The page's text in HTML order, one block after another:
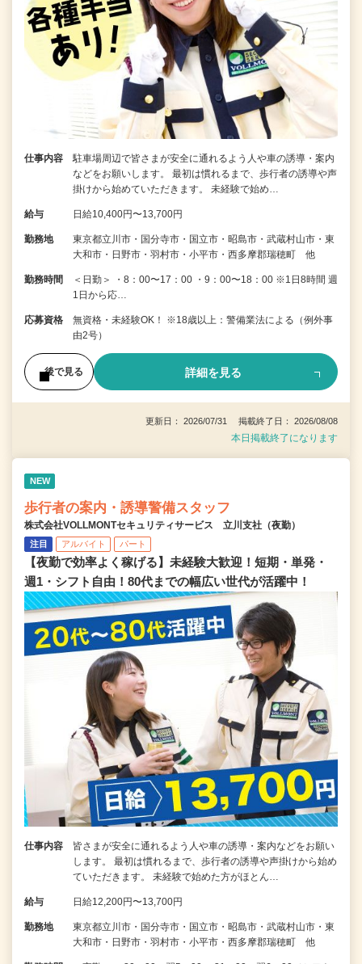
仕事内容
駐車場周辺で皆さまが安全に通れるよう人や車の誘導・案内
などをお願いします。 最初は慣れるまで、歩行者の誘導や声
掛けから始めていただきます。 未経験で始め…
給与 日給10,400円〜13,700円
勤務地
東京都立川市・国分寺市・国立市・昭島市・武蔵村山市・東
大和市・日野市・羽村市・小平市・西多摩郡瑞穂町 他
勤務時間
＜日勤＞ ・8：00〜17：00 ・9：00〜18：00 ※1日8時間 週
1日から応…
応募資格
無資格・未経験OK！ ※18歳以上：警備業法による（例外事
由2号）
後で見る 詳細を見る
更新日： 2026/07/31 掲載終了日： 2026/08/08
本日掲載終了になります
NEW
歩行者の案内・誘導警備スタッフ
株式会社VOLLMONTセキュリティサービス 立川支社（夜勤）
注目 アルバイト パート
【夜勤で効率よく稼げる】未経験大歓迎！短期・単発・
週1・シフト自由！80代までの幅広い世代が活躍中！
仕事内容
皆さまが安全に通れるよう人や車の誘導・案内などをお願い
します。 最初は慣れるまで、歩行者の誘導や声掛けから始め
ていただきます。 未経験で始めた方がほとん…
給与 日給12,200円〜13,700円
勤務地
東京都立川市・国分寺市・国立市・昭島市・武蔵村山市・東
大和市・日野市・羽村市・小平市・西多摩郡瑞穂町 他